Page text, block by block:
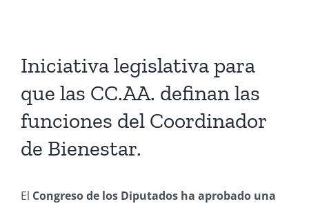
Iniciativa legislativa para
que las CC.AA. definan las
funciones del Coordinador
de Bienestar.
El Congreso de los Diputados ha aprobado una